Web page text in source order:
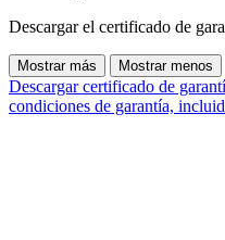
Descargar el certificado de
Mostrar más Mostrar menos
Descargar certificado de
condiciones de garantía,